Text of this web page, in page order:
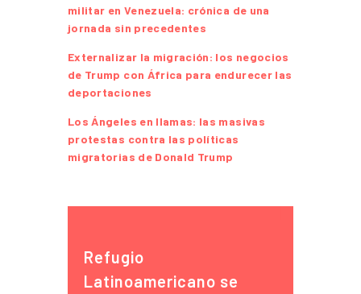
militar en Venezuela: crónica de una
jornada sin precedentes
Externalizar la migración: los negocios
de Trump con África para endurecer las
deportaciones
Los Ángeles en llamas: las masivas
protestas contra las políticas
migratorias de Donald Trump
Refugio
Latinoamericano se